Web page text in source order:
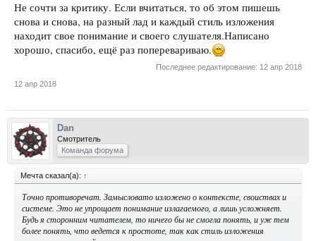
Не сочти за критику. Если вчитаться, то об этом пишешь
снова и снова, на разный лад и каждый стиль изложения
находит свое понимание и своего слушателя.Написано
хорошо, спасибо, ещё раз поперевариваю.
Последнее редактирование: 12 апр 2018
12 апр 2018
Dan
Смотритель
Команда форума
Мечта сказал(а): ↑
Точно противоречат. Замысловато изложено о контексте, своиствах и
системе. Это не упрощает понимание излагаемого, а лишь усложняет.
Будь я сторонним читателем, то ничего бы не смогла понять, и уж тем
более понять, что ведется к простоте, так как стиль изложения